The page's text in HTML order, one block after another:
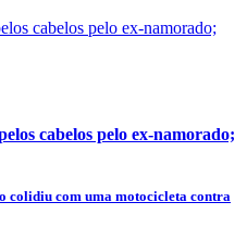
cabelos pelo ex-namorado;
colidiu com uma motocicleta contra